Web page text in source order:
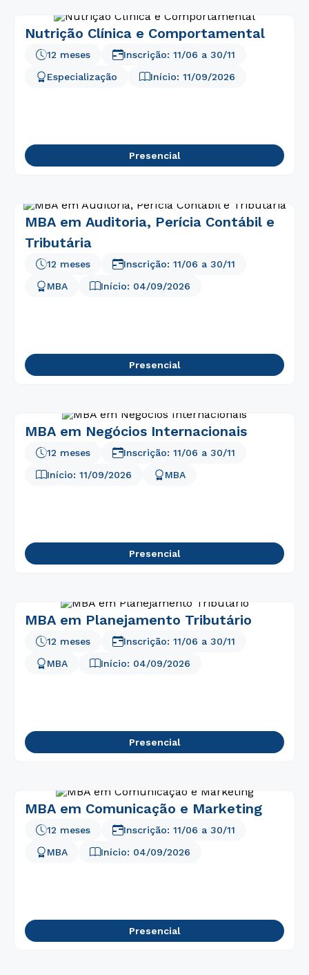
Nutrição Clínica e Comportamental
12 meses
Especialização
Início: 11/09/2026
Inscrição: 11/06 a 30/11
Presencial
MBA em Auditoria, Perícia Contábil e
Tributária
MBA Início: 04/09/2026
12 meses Inscrição: 11/06 a 30/11
Presencial
MBA em Negócios Internacionais
Início: 11/09/2026
12 meses
MBA
Inscrição: 11/06 a 30/11
Presencial
MBA em Planejamento Tributário
MBA
12 meses
Início: 04/09/2026
Inscrição: 11/06 a 30/11
Presencial
MBA em Comunicação e Marketing
MBA
12 meses
Início: 04/09/2026
Inscrição: 11/06 a 30/11
Presencial